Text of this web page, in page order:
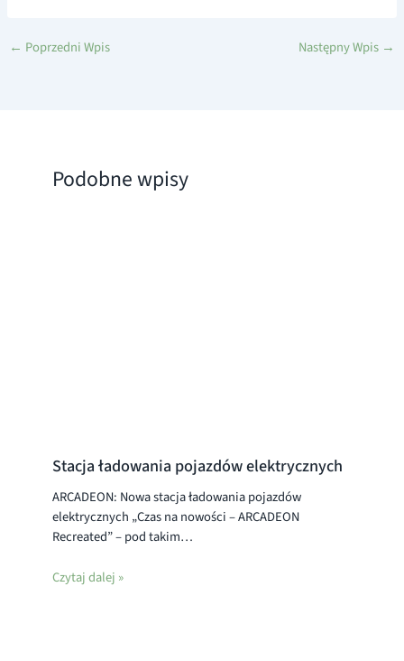
← Poprzedni Wpis Następny Wpis →
Podobne wpisy
Stacja ładowania pojazdów elektrycznych
ARCADEON: Nowa stacja ładowania pojazdów
elektrycznych „Czas na nowości – ARCADEON
Recreated” – pod takim…
Czytaj dalej »